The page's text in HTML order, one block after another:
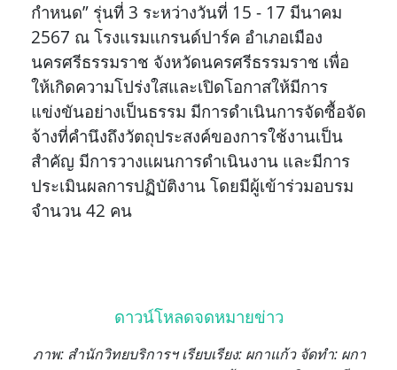
กำหนด” รุ่นที่ 3 ระหว่างวันที่ 15 - 17 มีนาคม
2567 ณ โรงแรมแกรนด์ปาร์ค อำเภอเมือง
นครศรีธรรมราช จังหวัดนครศรีธรรมราช เพื่อ
ให้เกิดความโปร่งใสและเปิดโอกาสให้มีการ
แข่งขันอย่างเป็นธรรม มีการดำเนินการจัดซื้อจัด
จ้างที่คำนึงถึงวัตถุประสงค์ของการใช้งานเป็น
สำคัญ มีการวางแผนการดำเนินงาน และมีการ
ประเมินผลการปฏิบัติงาน โดยมีผู้เข้าร่วมอบรม
จำนวน 42 คน
ดาวน์โหลดจดหมายข่าว
ภาพ: สำนักวิทยบริการฯ เรียบเรียง: ผกาแก้ว จัดทำ: ผกา